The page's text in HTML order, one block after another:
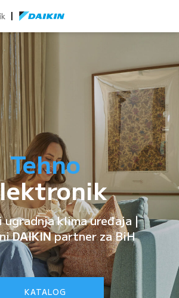
Tehno
ugradnja klima uređaja |
DAIKINpartner za BiH
KATALOG